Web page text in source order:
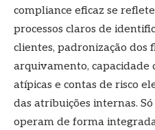
compliance eficaz se
processos claros de
clientes, padronização dos
arquivamento, capacidade
atípicas e contas de risco
das atribuições internas.
operam de forma